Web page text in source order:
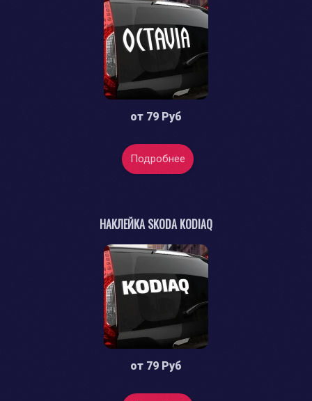
от 79 Руб
Подробнее
НАКЛЕЙКА SKODA KODIAQ
от 79 Руб